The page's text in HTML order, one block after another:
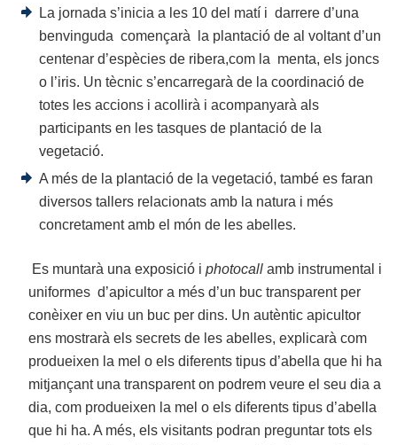
La jornada s’inicia a les 10 del matí i darrere d’una
benvinguda començarà la plantació de al voltant d’un
centenar d’espècies de ribera,com la menta, els joncs
o l’iris. Un tècnic s’encarregarà de la coordinació de
totes les accions i acollirà i acompanyarà als
participants en les tasques de plantació de la
vegetació.
A més de la plantació de la vegetació, també es faran
diversos tallers relacionats amb la natura i més
concretament amb el món de les abelles.
Es muntarà una exposició iphotocallamb instrumental i
uniformes d’apicultor a més d’un buc transparent per
conèixer en viu un buc per dins. Un autèntic apicultor
ens mostrarà els secrets de les abelles, explicarà com
produeixen la mel o els diferents tipus d’abella que hi ha
mitjançant una transparent on podrem veure el seu dia a
dia, com produeixen la mel o els diferents tipus d’abella
que hi ha. A més, els visitants podran preguntar tots els